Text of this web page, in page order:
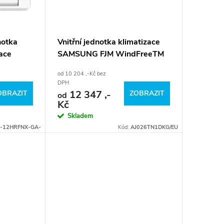
12HRFNX-GA-
Vnitřní jednotka klimatizace
SAMSUNG FJM WindFreeTM
od 10 204 ,-Kč bez
DPH
od 12 347 ,-
Kč
Skladem
ZOBRAZIT
Kód: AJ026TN1DKG/EU